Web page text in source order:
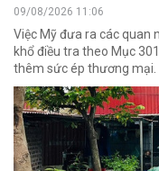
09/08/2026 11:06
Việc Mỹ đưa ra các quan
khổ điều tra theo Mục
thêm sức ép thương mại.